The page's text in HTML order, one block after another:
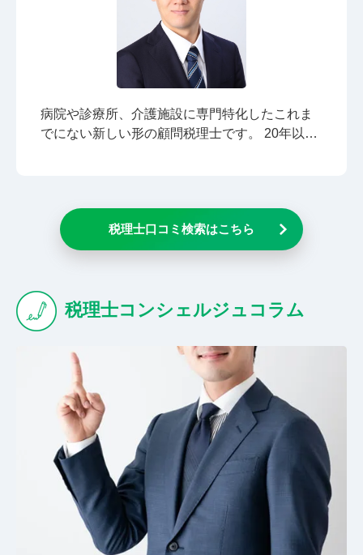
は専門職ではありますが、偉いわけではありま
せん。私は、常に経営者様と同じ立場・目線
で、一緒に考えていきます。わかりにくい専門
用語は必要ありません。周りになんと言われよ
からです。 税務調査時において、納税者の主張
をしっかり代弁致します。
病院や診療所、介護施設に専門特化したこれま
でにない新しい形の顧問税理士です。 20年以上
を務め、医療経営の専門誌での連載、セミナー
等のご依頼を多数いただくようになりました。
そんな代表税理士自身が担当させていただきま
少々高くなるかもしれませんが、「頼りになる
専門家にしっかり相談したいし、しっかり見て
ほしい」という先生方と仲良くさせていただい
てくださる先生からのご相談をお待ちしており
ます。 まずは、HPをご覧になり、HP上のお問
い合わせフォームからご連絡ください。
税理士口コミ検索はこちら
税理士コンシェルジュコラム